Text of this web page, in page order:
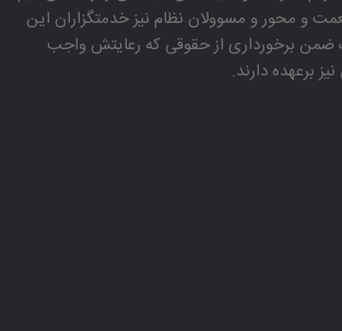
و محور و مسوولان نظام نیز خدمتگزاران این
برخورداری از حقوقی كه رعایتش واجب
برعهده دارند.